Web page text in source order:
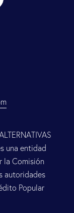
una entidad
la Comisión
autoridades
Popular